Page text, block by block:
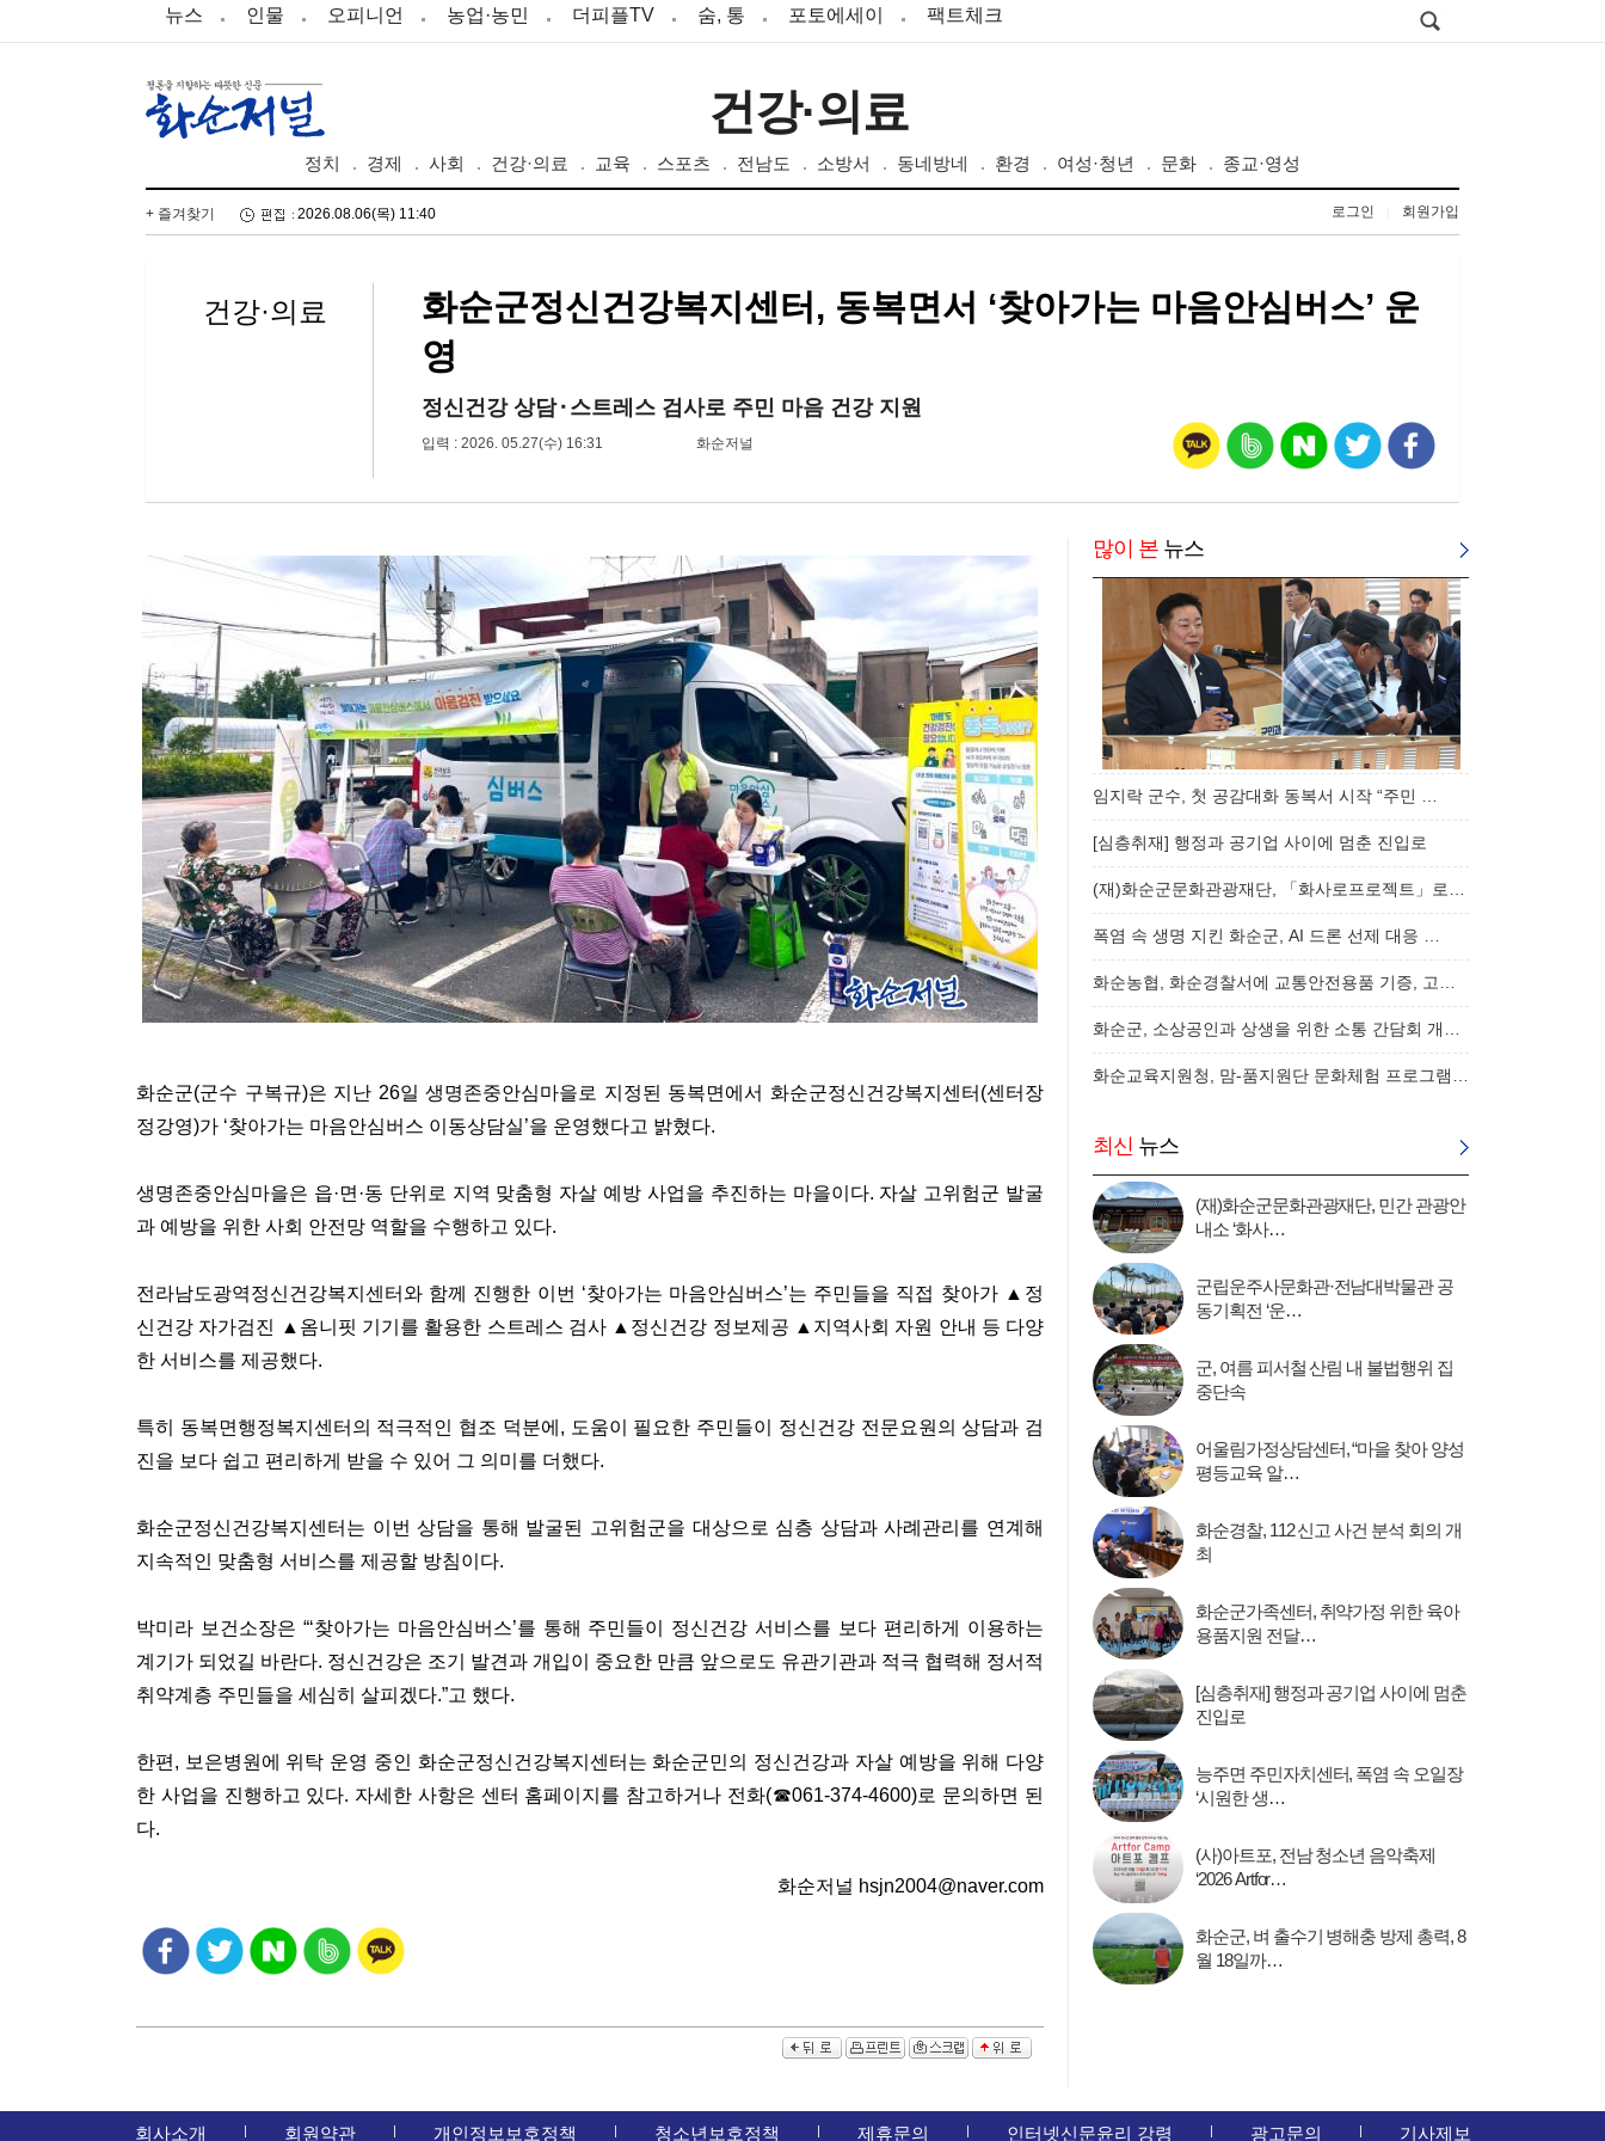
뉴스 인물 오피니언 농업·농민 더피플TV 숨, 통 포토에세이 팩트체크
건강·의료
정치 경제 사회 건강·의료 교육 스포츠 전남도 소방서 동네방네 환경 여성·청년 문화 종교·영성
+ 즐겨찾기 2026.08.06(목) 11:40 로그인 회원가입
건강·의료
화순군정신건강복지센터, 동복면서 ‘찾아가는 마음안심버스’ 운
영
정신건강 상담⬝스트레스 검사로 주민 마음 건강 지원
입력 : 2026. 05.27(수) 16:31 화순저널
화순군(군수 구복규)은 지난 26일 생명존중안심마을로 지정된 동복면에서 화순군정신건강복지센터(센터장
정강영)가 ‘찾아가는 마음안심버스 이동상담실’을 운영했다고 밝혔다.
생명존중안심마을은 읍·면·동 단위로 지역 맞춤형 자살 예방 사업을 추진하는 마을이다. 자살 고위험군 발굴
과 예방을 위한 사회 안전망 역할을 수행하고 있다.
전라남도광역정신건강복지센터와 함께 진행한 이번 ‘찾아가는 마음안심버스’는 주민들을 직접 찾아가 ▲정
신건강 자가검진 ▲옴니핏 기기를 활용한 스트레스 검사 ▲정신건강 정보제공 ▲지역사회 자원 안내 등 다양
한 서비스를 제공했다.
특히 동복면행정복지센터의 적극적인 협조 덕분에, 도움이 필요한 주민들이 정신건강 전문요원의 상담과 검
진을 보다 쉽고 편리하게 받을 수 있어 그 의미를 더했다.
화순군정신건강복지센터는 이번 상담을 통해 발굴된 고위험군을 대상으로 심층 상담과 사례관리를 연계해
지속적인 맞춤형 서비스를 제공할 방침이다.
박미라 보건소장은 “‘찾아가는 마음안심버스’를 통해 주민들이 정신건강 서비스를 보다 편리하게 이용하는
계기가 되었길 바란다. 정신건강은 조기 발견과 개입이 중요한 만큼 앞으로도 유관기관과 적극 협력해 정서적
취약계층 주민들을 세심히 살피겠다.”고 했다.
한편, 보은병원에 위탁 운영 중인 화순군정신건강복지센터는 화순군민의 정신건강과 자살 예방을 위해 다양
한 사업을 진행하고 있다. 자세한 사항은 센터 홈페이지를 참고하거나 전화(☎061-374-4600)로 문의하면 된
다.
화순저널 hsjn2004@naver.com
많이 본 뉴스
임지락 군수, 첫 공감대화 동복서 시작 “주민 …
[심층취재] 행정과 공기업 사이에 멈춘 진입로
(재)화순군문화관광재단, 「화사로프로젝트」로…
폭염 속 생명 지킨 화순군, AI 드론 선제 대응 …
화순농협, 화순경찰서에 교통안전용품 기증, 고…
화순군, 소상공인과 상생을 위한 소통 간담회 개…
화순교육지원청, 맘-품지원단 문화체험 프로그램…
최신 뉴스
(재)화순군문화관광재단, 민간 관광안
내소 ‘화사…
군립운주사문화관·전남대박물관 공
동기획전 ‘운…
군, 여름 피서철 산림 내 불법행위 집
중단속
어울림가정상담센터, “마을 찾아 양성
평등교육 알…
화순경찰, 112 신고 사건 분석 회의 개
최
화순군가족센터, 취약가정 위한 육아
용품지원 전달…
[심층취재] 행정과 공기업 사이에 멈춘
진입로
능주면 주민자치센터, 폭염 속 오일장
‘시원한 생…
(사)아트포, 전남 청소년 음악축제
‘2026 Artfor…
화순군, 벼 출수기 병해충 방제 총력, 8
월 18일까…
회사소개 회원약관 개인정보보호정책 청소년보호정책 제휴문의 인터넷신문윤리 강령 광고문의 기사제보